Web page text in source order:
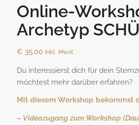
Online-
Archetyp
€ 35,00 inkl. Mwst.
Du interessierst dich für dein
möchtest mehr darüber erfahren?
Mit diesem Workshop bekommst
– Videozugang zum Workshop